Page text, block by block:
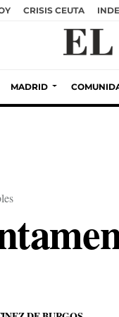
CRISIS CEUTA
MADRID